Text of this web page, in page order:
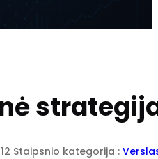
Staipsnio kategorija :